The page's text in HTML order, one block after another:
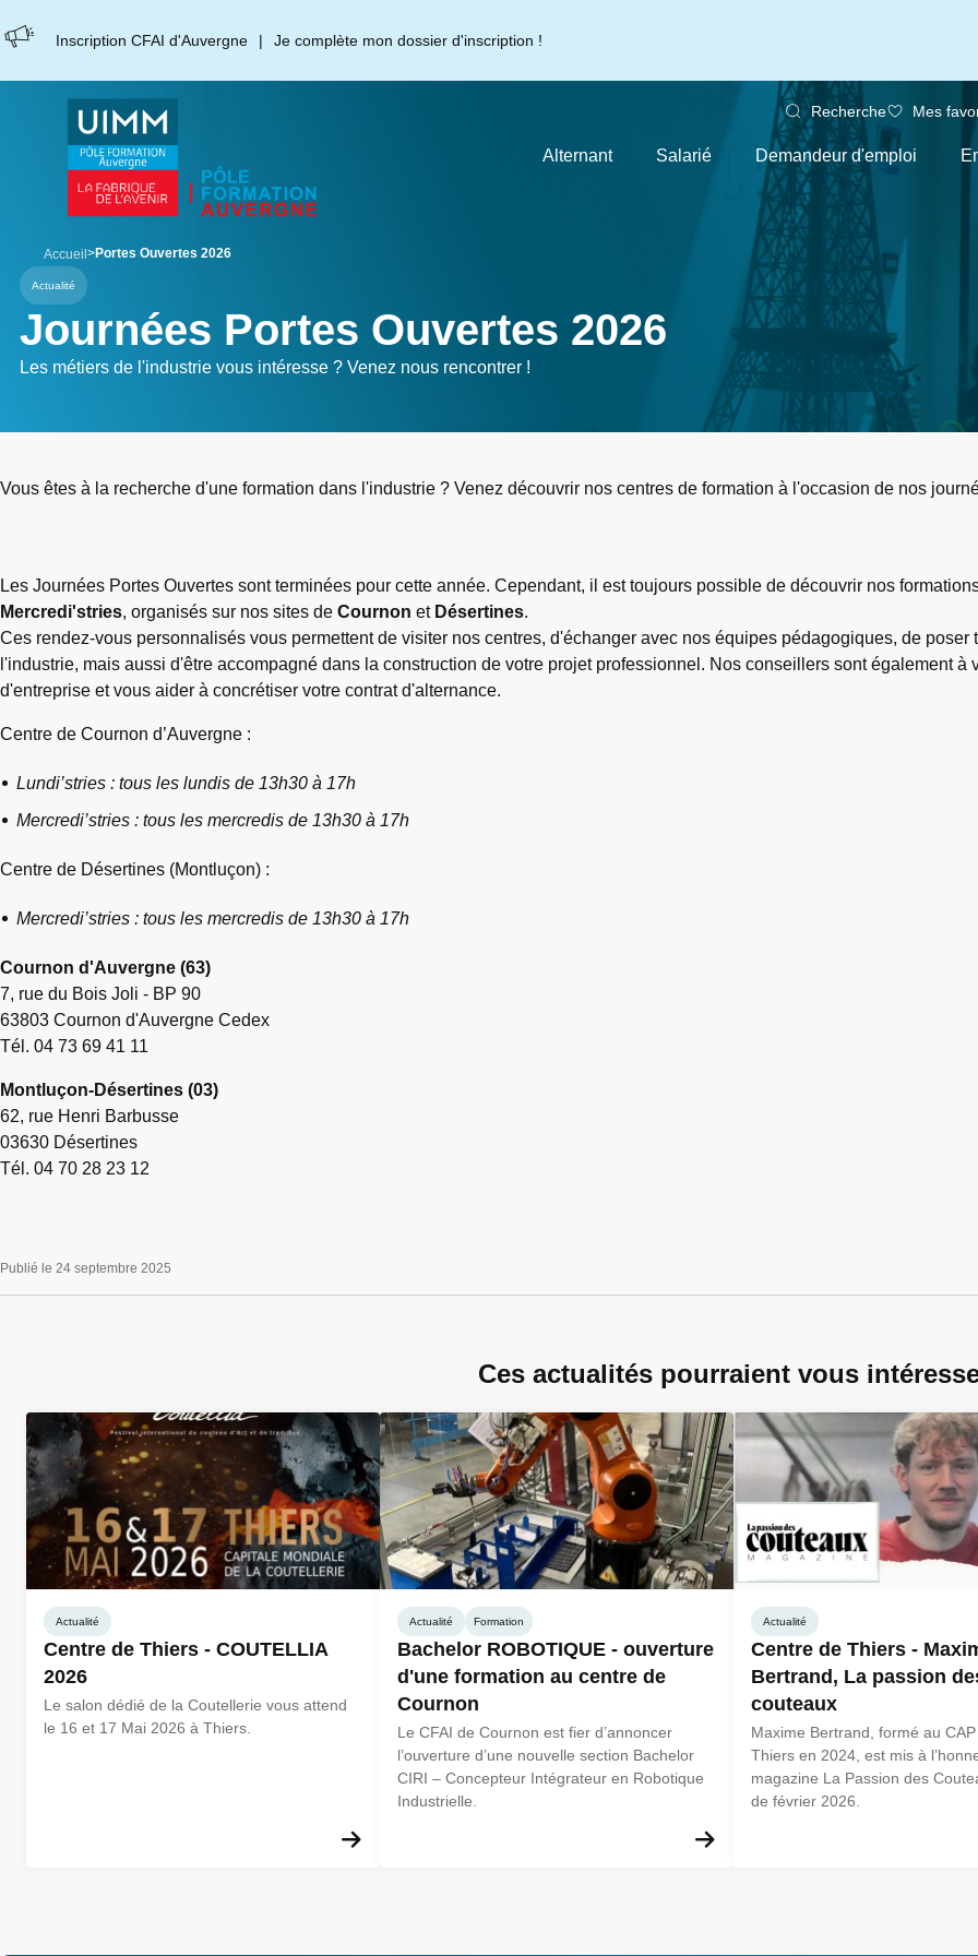
au
Inscription CFAI d'Auvergne Je complète mon dossier d'inscription !
Recherche Mes
Alternant Salarié Demandeur d'emploi
Accueil Portes Ouvertes 2026
Actualité
Journées Portes Ouvertes 2026
Les métiers de l'industrie vous intéresse ? Venez nous rencontrer !
Vous êtes à la recherche d'une formation dans l'industrie ? Venez découvrir nos centres de formation à l'occasion de nos
Les Journées Portes Ouvertes sont terminées pour cette année. Cependant, il est toujours possible de découvrir nos
Mercredi'stries, organisés sur nos sites de Cournon et Désertines.
Ces rendez-vous personnalisés vous permettent de visiter nos centres, d'échanger avec nos équipes pédagogiques, de
l'industrie, mais aussi d'être accompagné dans la construction de votre projet professionnel. Nos conseillers sont également
d'entreprise et vous aider à concrétiser votre contrat d'alternance.
Centre de Cournon d’Auvergne :
Lundi’stries : tous les lundis de 13h30 à 17h
Mercredi’stries : tous les mercredis de 13h30 à 17h
Centre de Désertines (Montluçon) :
Mercredi’stries : tous les mercredis de 13h30 à 17h
Cournon d'Auvergne (63)
7, rue du Bois Joli - BP 90
63803 Cournon d'Auvergne Cedex
Tél. 04 73 69 41 11
Montluçon-Désertines (03)
62, rue Henri Barbusse
03630 Désertines
Tél. 04 70 28 23 12
Publié le 24 septembre 2025
Ces actualités pourraient vous
Actualité
Centre de Thiers - COUTELLIA
2026
Le salon dédié de la Coutellerie vous attend
le 16 et 17 Mai 2026 à Thiers.
Actualité Formation
Bachelor ROBOTIQUE - ouverture
d'une formation au centre de
Cournon
Le CFAI de Cournon est fier d’annoncer
l’ouverture d’une nouvelle section Bachelor
CIRI – Concepteur Intégrateur en Robotique
Industrielle.
Actualité
Centre de Thiers -
Bertrand, La passion
couteaux
Maxime Bertrand, formé au
Thiers en 2024, est mis à
magazine La Passion des
de février 2026.